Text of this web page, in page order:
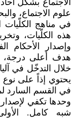
الاجتماع بشكل
علوم الاجتماع،
في مناهج
هذه الكلّيات،
وإصدار الأحكام
هدف أعلى درجة،
خلال التدخّل في
يحتوي إذاً على
في القسم السارد
وحدها تكفي
شبه كامل.